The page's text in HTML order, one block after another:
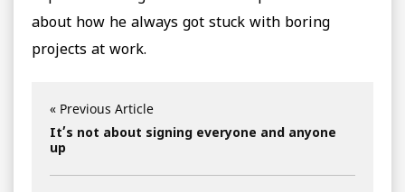
about how he always got stuck with boring
projects at work.
« Previous Article
It’s not about signing everyone and anyone
up